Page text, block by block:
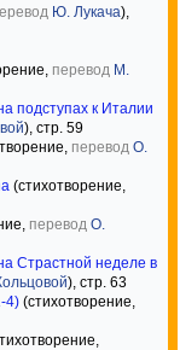
Ю. Лукача),
перевод М.
подступах к Италии
), стр. 59
перевод О.
(стихотворение,
перевод О.
Страстной неделе в
), стр. 63
4) (стихотворение,